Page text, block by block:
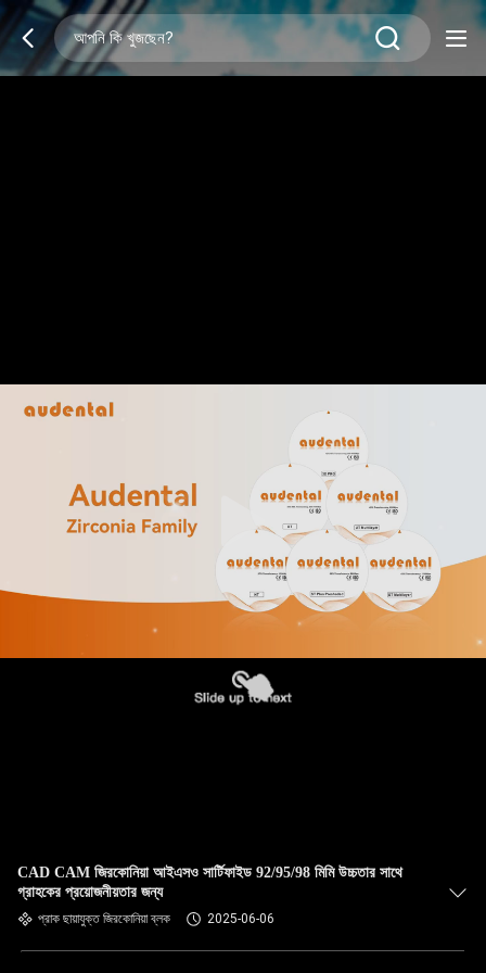
CAD CAM জিরকোনিয়া আইএসও সার্টিফাইড 92/95/98 মিমি উচ্চতার সাথে
গ্রাহকের প্রয়োজনীয়তার জন্য
প্রাক ছায়াযুক্ত জিরকোনিয়া ব্লক 2025-06-06